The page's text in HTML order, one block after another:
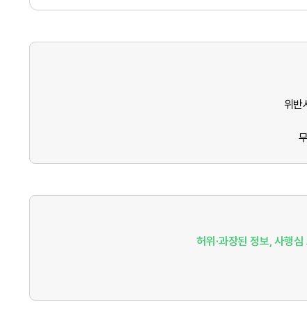
위반
허위·과장된 정보, 사행